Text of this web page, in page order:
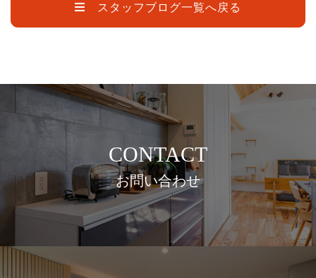
スタッフブログ一覧へ戻る
CONTACT
お問い合わせ